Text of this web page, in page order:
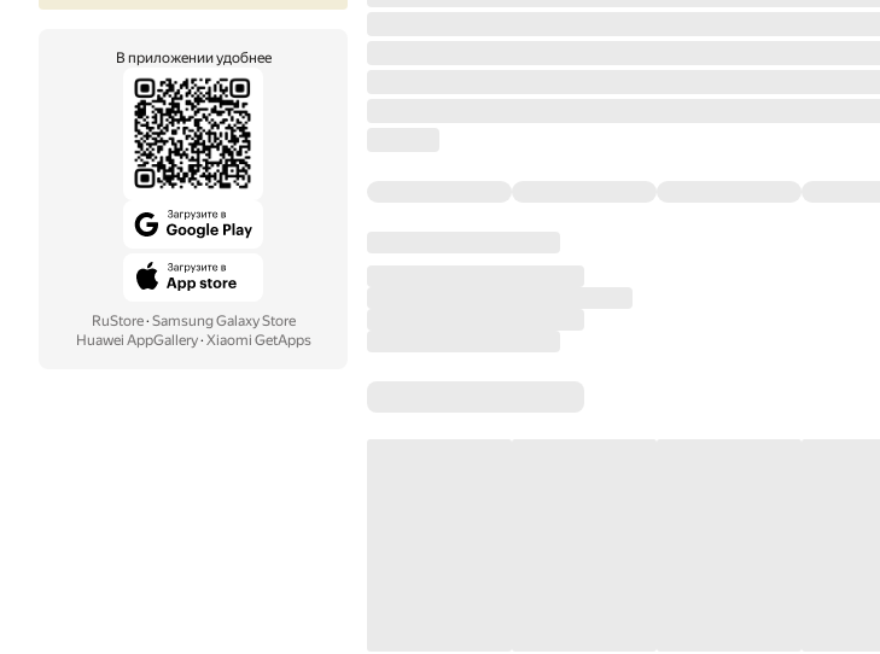
В приложении удобнее
RuStore· Samsung Galaxy Store
Huawei AppGallery· Xiaomi GetApps